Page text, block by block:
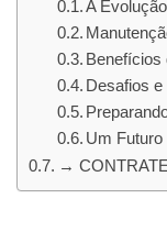
A
Benefícios
Desafios
Um Futuro
→